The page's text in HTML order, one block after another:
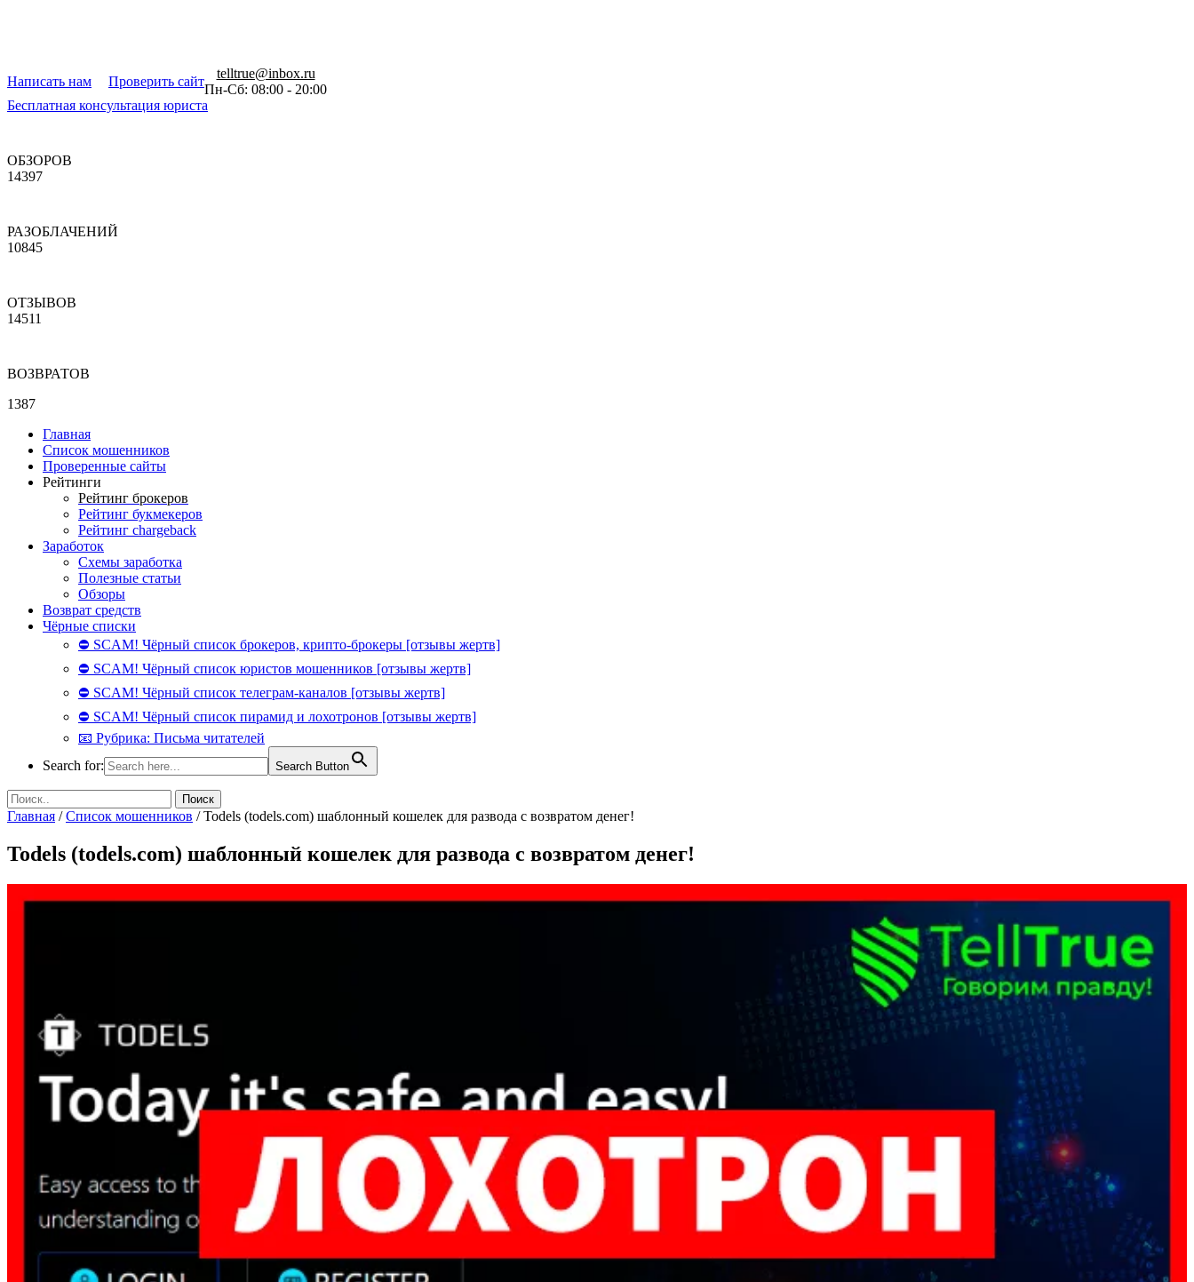
Написать нам Проверить сайт
telltrue@inbox.ru
Пн-Сб: 08:00 - 20:00
Бесплатная консультация юриста
ОБЗОРОВ
14397
РАЗОБЛАЧЕНИЙ
10845
ОТЗЫВОВ
14511
ВОЗВРАТОВ
1387
Главная
Список мошенников
Проверенные сайты
Рейтинги
Рейтинг брокеров
Рейтинг букмекеров
Рейтинг chargeback
Заработок
Схемы заработка
Полезные статьи
Обзоры
Возврат средств
Чёрные списки
⛔ SCAM! Чёрный список брокеров, крипто-брокеры [отзывы жертв]
⛔ SCAM! Чёрный список юристов мошенников [отзывы жертв]
⛔ SCAM! Чёрный список телеграм-каналов [отзывы жертв]
⛔ SCAM! Чёрный список пирамид и лохотронов [отзывы жертв]
📧 Рубрика: Письма читателей
Search for:
Search Button
Главная /Список мошенников /Todels (todels.com) шаблонный кошелек для развода с возвратом денег!
Todels (todels.com) шаблонный кошелек для развода с возвратом денег!